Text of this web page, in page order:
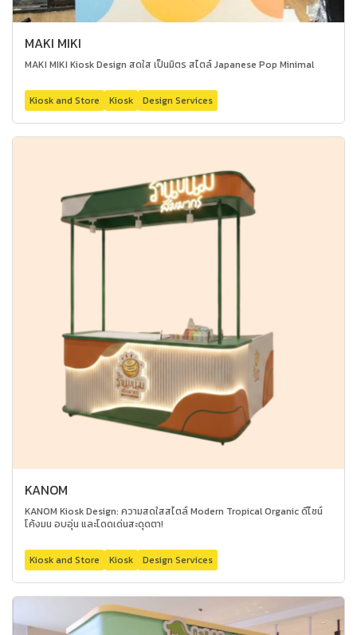
MAKI MIKI
MAKI MIKI Kiosk Design สดใส เป็นมิตร สไตล์ Japanese Pop Minimal
Kiosk and Store Kiosk Design Services
KANOM
KANOM Kiosk Design: ความสดใสสไตล์ Modern Tropical Organic ดีไซน์
โค้งมน อบอุ่น และโดดเด่นสะดุดตา!
Kiosk and Store Kiosk Design Services